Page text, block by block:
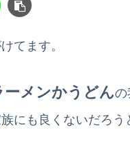
てます。
ーメンかうどんの
にも良くないだろう